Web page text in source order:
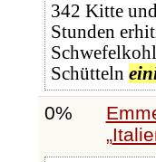
342 Kitte
Stunden
Schütteln
0%